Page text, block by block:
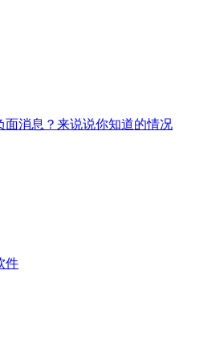
面消息？来说说你知道的情况
件